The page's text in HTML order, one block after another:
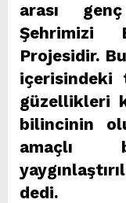
arası
Şehrimizi
Projesidir.
güzellikleri
bilincinin
amaçlı
dedi.